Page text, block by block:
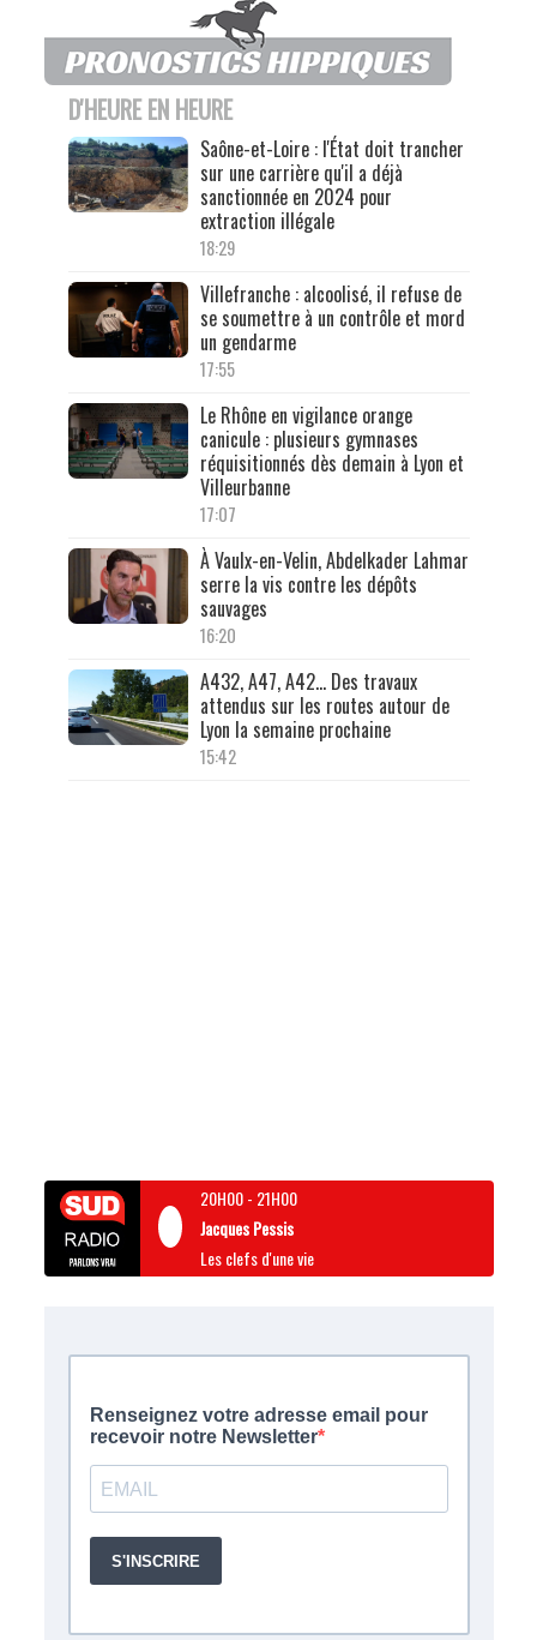
D'HEURE EN HEURE
Saône-et-Loire : l'État doit trancher
sur une carrière qu'il a déjà
sanctionnée en 2024 pour
extraction illégale
18:29
Villefranche : alcoolisé, il refuse de
se soumettre à un contrôle et mord
un gendarme
17:55
Le Rhône en vigilance orange
canicule : plusieurs gymnases
réquisitionnés dès demain à Lyon et
Villeurbanne
17:07
À Vaulx-en-Velin, Abdelkader Lahmar
serre la vis contre les dépôts
sauvages
16:20
A432, A47, A42… Des travaux
attendus sur les routes autour de
Lyon la semaine prochaine
15:42
20H00- 21H00
Jacques Pessis
Les clefs d'une vie